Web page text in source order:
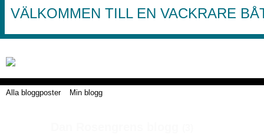
VÄLKOMMEN TILL EN VACKRARE
Alla bloggposter Min blogg